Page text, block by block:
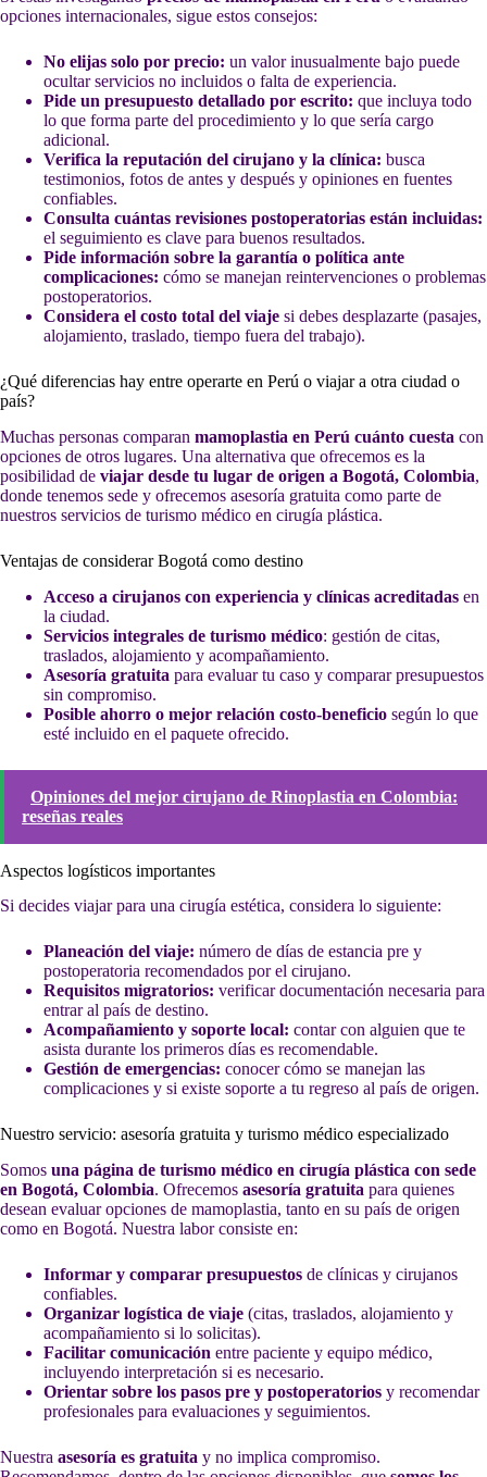
opciones internacionales, sigue estos consejos:
No elijas solo por precio: un valor inusualmente bajo puede
ocultar servicios no incluidos o falta de experiencia.
Pide un presupuesto detallado por escrito: que incluya todo
lo que forma parte del procedimiento y lo que sería cargo
adicional.
Verifica la reputación del cirujano y la clínica: busca
testimonios, fotos de antes y después y opiniones en fuentes
confiables.
Consulta cuántas revisiones postoperatorias están incluidas:
el seguimiento es clave para buenos resultados.
Pide información sobre la garantía o política ante
complicaciones: cómo se manejan reintervenciones o problemas
postoperatorios.
Considera el costo total del viaje si debes desplazarte (pasajes,
alojamiento, traslado, tiempo fuera del trabajo).
¿Qué diferencias hay entre operarte en Perú o viajar a otra ciudad o
país?
Muchas personas comparan mamoplastia en Perú cuánto cuesta con
opciones de otros lugares. Una alternativa que ofrecemos es la
posibilidad de viajar desde tu lugar de origen a Bogotá, Colombia,
donde tenemos sede y ofrecemos asesoría gratuita como parte de
nuestros servicios de turismo médico en cirugía plástica.
Ventajas de considerar Bogotá como destino
Acceso a cirujanos con experiencia y clínicas acreditadas en
la ciudad.
Servicios integrales de turismo médico: gestión de citas,
traslados, alojamiento y acompañamiento.
Asesoría gratuita para evaluar tu caso y comparar presupuestos
sin compromiso.
Posible ahorro o mejor relación costo-beneficio según lo que
esté incluido en el paquete ofrecido.
Opiniones del mejor cirujano de Rinoplastia en Colombia:
reseñas reales
Aspectos logísticos importantes
Si decides viajar para una cirugía estética, considera lo siguiente:
Planeación del viaje: número de días de estancia pre y
postoperatoria recomendados por el cirujano.
Requisitos migratorios: verificar documentación necesaria para
entrar al país de destino.
Acompañamiento y soporte local: contar con alguien que te
asista durante los primeros días es recomendable.
Gestión de emergencias: conocer cómo se manejan las
complicaciones y si existe soporte a tu regreso al país de origen.
Nuestro servicio: asesoría gratuita y turismo médico especializado
Somos una página de turismo médico en cirugía plástica con sede
en Bogotá, Colombia. Ofrecemos asesoría gratuita para quienes
desean evaluar opciones de mamoplastia, tanto en su país de origen
como en Bogotá. Nuestra labor consiste en:
Informar y comparar presupuestos de clínicas y cirujanos
confiables.
Organizar logística de viaje (citas, traslados, alojamiento y
acompañamiento si lo solicitas).
Facilitar comunicación entre paciente y equipo médico,
incluyendo interpretación si es necesario.
Orientar sobre los pasos pre y postoperatorios y recomendar
profesionales para evaluaciones y seguimientos.
Nuestra asesoría es gratuita y no implica compromiso.